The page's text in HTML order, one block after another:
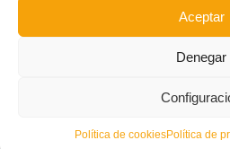
Aceptar
Denegar
Política de cookiesPolítica de
‘ debutó como jugador con tan sólo 17
Villarreal
.